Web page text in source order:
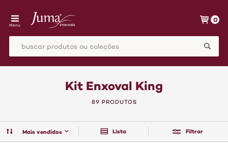
Menu
0
Kit Enxoval King
Mais vendidos Lista Filtrar
89 PRODUTOS